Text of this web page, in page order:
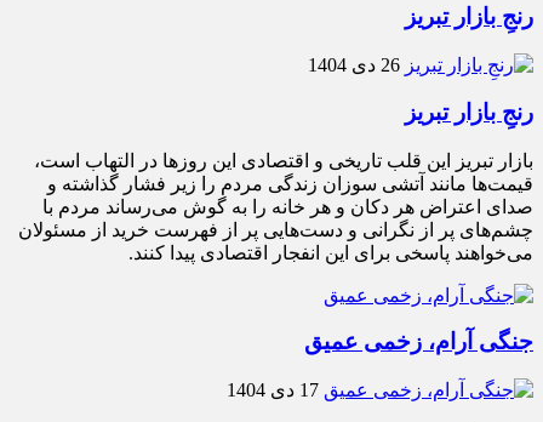
رنجِ بازار تبریز
26 دی 1404
رنجِ بازار تبریز
بازار تبریز این قلب تاریخی و اقتصادی این روزها در التهاب است،
قیمت‌ها مانند آتشی سوزان زندگی مردم را زیر فشار گذاشته و
صدای اعتراض هر دکان و هر خانه را به گوش می‌رساند مردم با
چشم‌های پر از نگرانی و دست‌هایی پر از فهرست خرید از مسئولان
می‌خواهند پاسخی برای این انفجار اقتصادی پیدا کنند.
جنگی آرام، زخمی عمیق
17 دی 1404